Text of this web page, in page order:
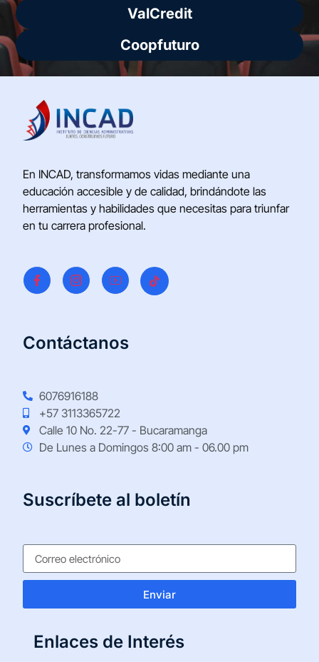
ValCredit
Coopfuturo
En INCAD, transformamos vidas mediante una
educación accesible y de calidad, brindándote las
herramientas y habilidades que necesitas para triunfar
en tu carrera profesional.
Contáctanos
6076916188
+57 3113365722
Calle 10 No. 22-77 - Bucaramanga
De Lunes a Domingos 8:00 am - 06.00 pm
Suscríbete al boletín
Enviar
Enlaces de Interés